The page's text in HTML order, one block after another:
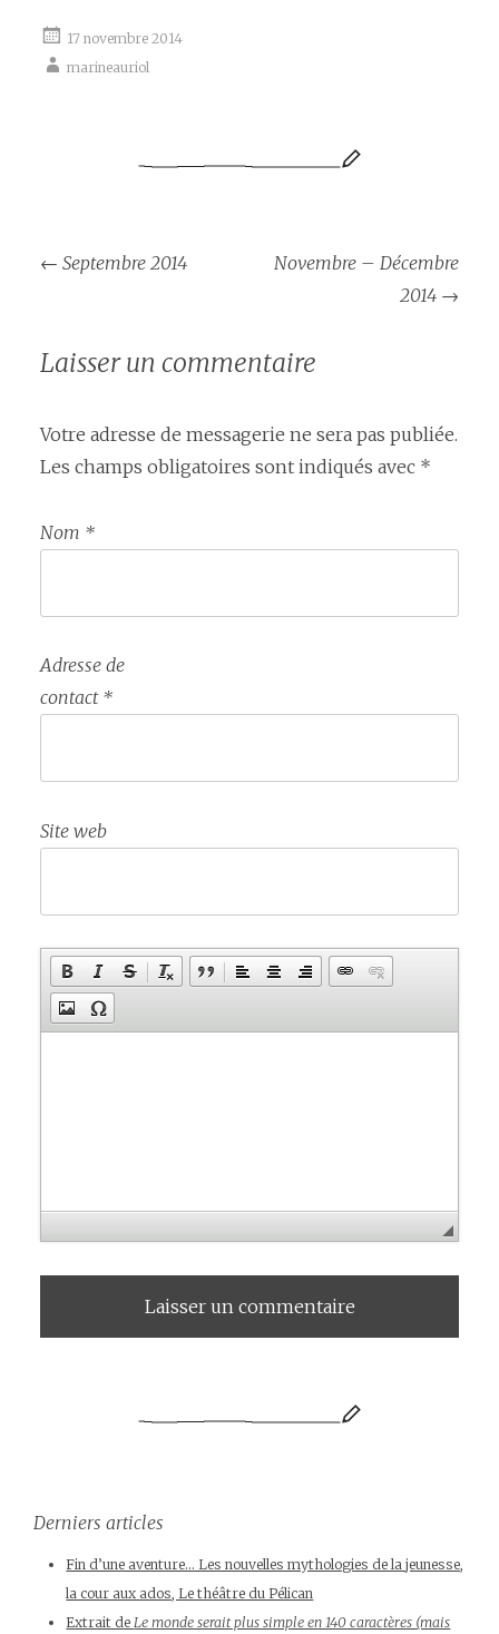
17 novembre 2014
marineauriol
Post navigation
← Septembre 2014
Novembre – Décembre
2014 →
Laisser un commentaire
Votre adresse de messagerie ne sera pas publiée.
Les champs obligatoires sont indiqués avec *
Nom *
Adresse de
contact *
Site web
Derniers articles
Fin d’une aventure… Les nouvelles mythologies de la jeunesse,
la cour aux ados, Le théâtre du Pélican
Extrait deLe monde serait plus simple en 140 caractères (mais